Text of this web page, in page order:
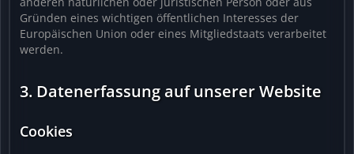
Gründen eines wichtigen öffentlichen Interesses der
Europäischen Union oder eines Mitgliedstaats verarbeitet
werden.
3. Datenerfassung auf unserer Website
Cookies